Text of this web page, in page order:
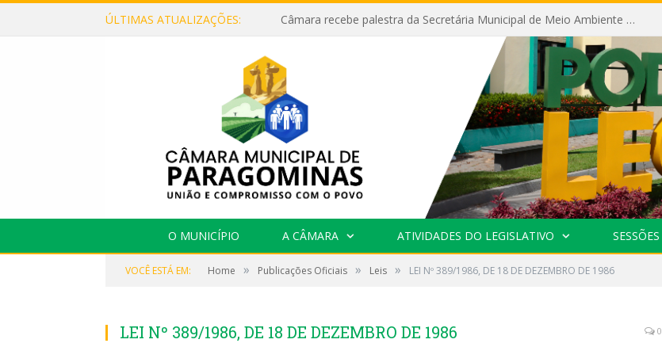
ÚLTIMAS ATUALIZAÇÕES: Câmara recebe palestra da Secretária Municipal de Meio Ambiente sobre as ações da “SEMANA DO MEIO AMBIENTE”
O MUNICÍPIO A CÂMARA ATIVIDADES DO LEGISLATIVO SESSÕES
VOCÊ ESTÁ EM: Home » Publicações Oficiais » Leis » LEI Nº 389/1986, DE 18 DE DEZEMBRO DE 1986
LEI Nº 389/1986, DE 18 DE DEZEMBRO DE 1986 0